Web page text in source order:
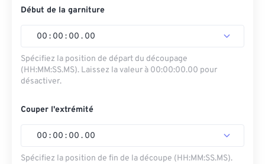
Début de la garniture
00 : 00 : 00 . 00
Spécifiez la position de départ du découpage
(HH:MM:SS.MS). Laissez la valeur à 00:00:00.00 pour
désactiver.
Couper l'extrémité
00 : 00 : 00 . 00
Spécifiez la position de fin de la découpe (HH:MM:SS.MS).